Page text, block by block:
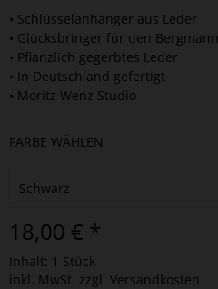
• Schlüsselanhänger aus Leder
• Glücksbringer für den Bergmann
• Pflanzlich gegerbtes Leder
• In Deutschland gefertigt
• Moritz Wenz Studio
FARBE WÄHLEN
18,00 € *
Inhalt: 1 Stück
inkl. MwSt. zzgl. Versandkosten